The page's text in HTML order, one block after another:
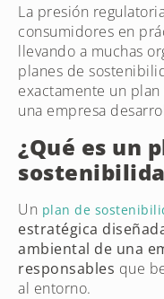
La presión
consumidores en
llevando a muchas
planes de
exactamente un
una empresa
¿Qué es un
Un plan de
estratégica
ambiental de una
responsables que
al entorno.